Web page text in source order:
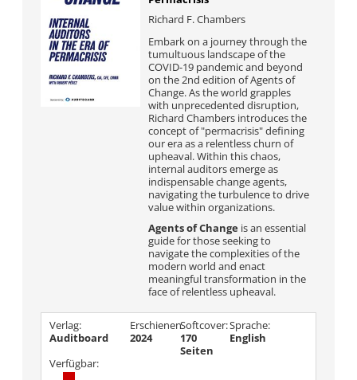
Richard F. Chambers
Embark on a journey through the
tumultuous landscape of the
COVID-19 pandemic and beyond
on the 2nd edition of Agents of
Change. As the world grapples
with unprecedented disruption,
Richard Chambers introduces the
concept of "permacrisis" defining
our era as a relentless churn of
upheaval. Within this chaos,
internal auditors emerge as
indispensable change agents,
navigating the turbulence to drive
value within organizations.
Agents of Changeis an essential
guide for those seeking to
navigate the complexities of the
modern world and enact
meaningful transformation in the
face of relentless upheaval.
Verlag:
Auditboard
Erschienen
2024
Softcover:
170
Seiten
Sprache:
English
Verfügbar: